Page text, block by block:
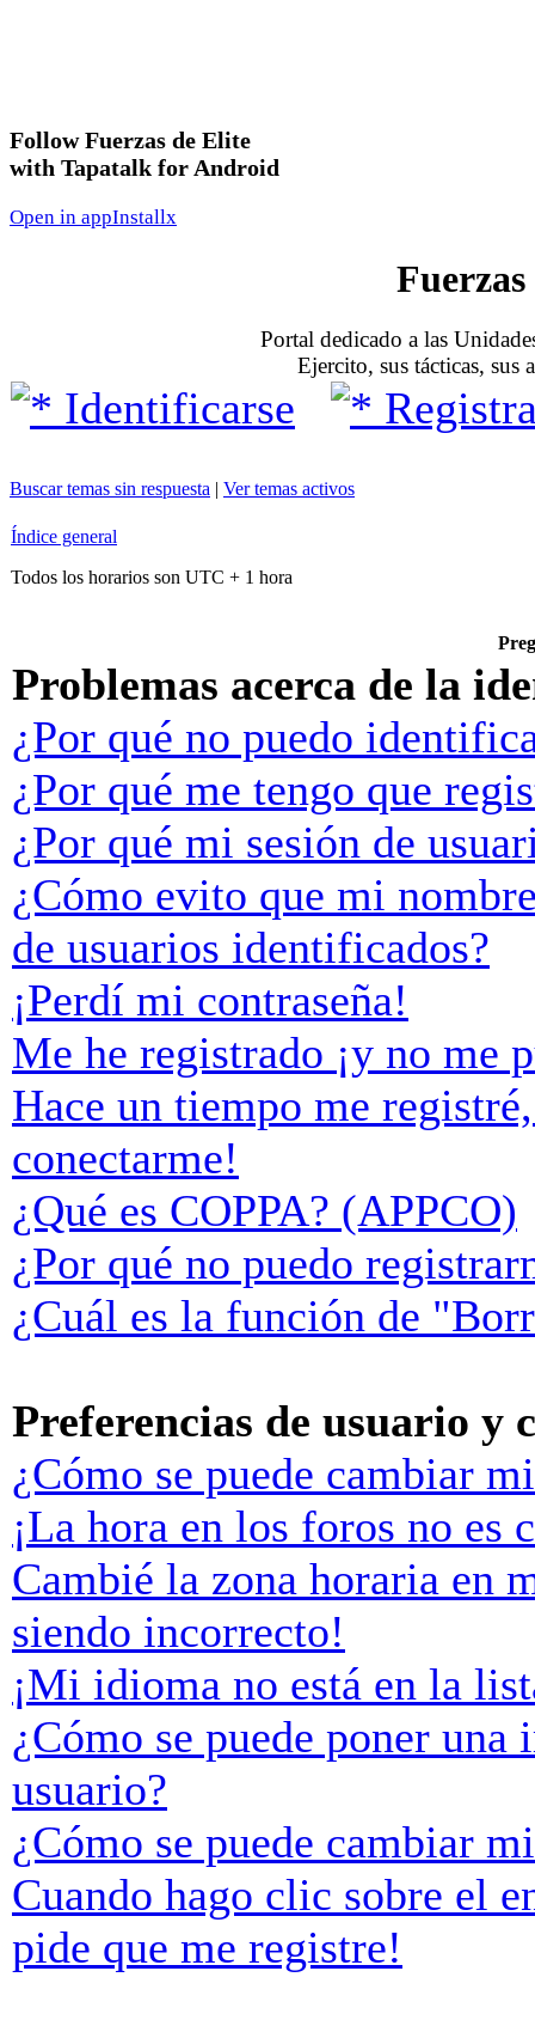
Follow Fuerzas de Elite
with Tapatalk for Android
Open in appInstallx
Portal dedicado a las
Ejercito, sus tácticas, sus
Identificarse
Buscar temas sin respuesta | Ver temas activos
Índice general
Todos los horarios son UTC + 1 hora
Problemas acerca de la
¿Por qué no puedo
¿Por qué me tengo que
¿Por qué mi sesión de
¿Cómo evito que mi
de usuarios identificados?
¡Perdí mi contraseña!
Me he registrado ¡y no me
Hace un tiempo me
conectarme!
¿Qué es COPPA? (APPCO)
¿Por qué no puedo
¿Cuál es la función de
Preferencias de usuario y
¿Cómo se puede cambiar
¡La hora en los foros no es
Cambié la zona horaria en
siendo incorrecto!
¡Mi idioma no está en la
¿Cómo se puede poner
usuario?
¿Cómo se puede cambiar
Cuando hago clic sobre el
pide que me registre!